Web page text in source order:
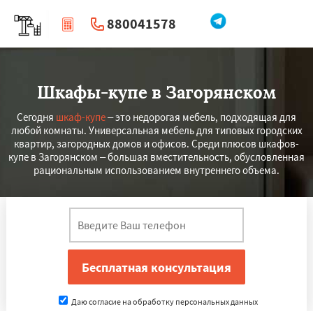
880041578
| Перезвоните мне
Шкафы-купе в Загорянском
Сегодня шкаф-купе– это недорогая мебель, подходящая для
любой комнаты. Универсальная мебель для типовых городских
квартир, загородных домов и офисов. Среди плюсов шкафов-
купе в Загорянском – большая вместительность, обусловленная
рациональным использованием внутреннего объема.
Даю согласие на обработку персональных данных